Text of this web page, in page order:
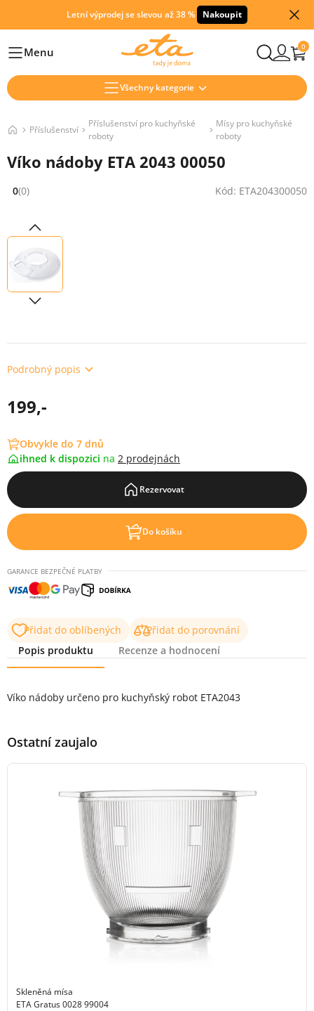
Letní výprodej se slevou až 38 % Nakoupit
HlavníMenu 0
Všechny kategorie
Příslušenství
Příslušenství pro kuchyňské
roboty
Mísy pro kuchyňské
roboty
Víko nádoby ETA 2043 00050
Hodnocení: 0 z 5 (0 recenzí)
0(0) Kód: ETA204300050
Podrobný popis
199,-
Obvykle do 7 dnů
ihned k dispozici na 2 prodejnách
Rezervovat
Do košíku
GARANCE BEZPEČNÉ PLATBY
Přidat do oblíbených
Přidat do porovnání
Popis produktu
Recenze a hodnocení
Víko nádoby určeno pro kuchyňský robot ETA2043
Ostatní zaujalo
Skleněná mísa
ETA Gratus 0028 99004